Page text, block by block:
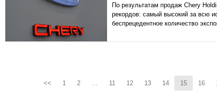
По результатам продаж Chery
рекордов: самый высокий за всю
беспрецедентное количество
<< 1 2 … 11 12 13 14 15 16